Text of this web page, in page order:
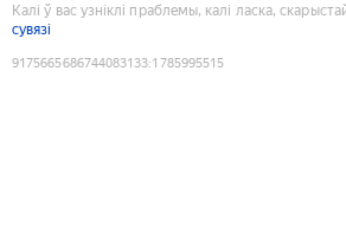
Калі ў вас узніклі праблемы, калі ласка,
сувязі
9175665686744083133:1785995515